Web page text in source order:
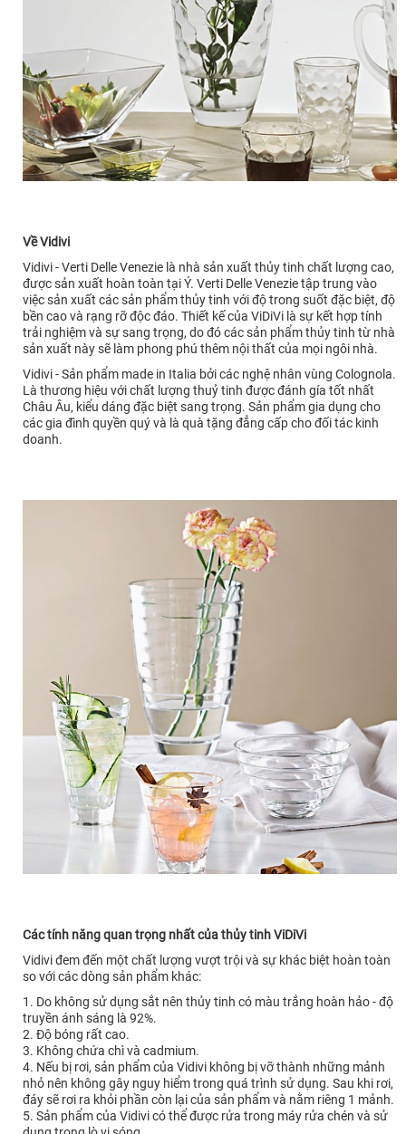
Về Vidivi
Vidivi - Verti Delle Venezie là nhà sản xuất thủy tinh chất lượng cao,
được sản xuất hoàn toàn tại Ý. Verti Delle Venezie tập trung vào
việc sản xuất các sản phẩm thủy tinh với độ trong suốt đặc biệt, độ
bền cao và rạng rỡ độc đáo. Thiết kế của ViDiVi là sự kết hợp tính
trải nghiệm và sự sang trọng, do đó các sản phẩm thủy tinh từ nhà
sản xuất này sẽ làm phong phú thêm nội thất của mọi ngôi nhà.
Vidivi - Sản phẩm made in Italia bởi các nghệ nhân vùng Colognola.
Là thương hiệu với chất lượng thuỷ tinh được đánh gía tốt nhất
Châu Âu, kiểu dáng đặc biệt sang trọng. Sản phẩm gia dụng cho
các gia đình quyền quý và là quà tặng đẳng cấp cho đối tác kinh
doanh.
Các tính năng quan trọng nhất của thủy tinh ViDiVi
Vidivi đem đến một chất lượng vượt trội và sự khác biệt hoàn toàn
so với các dòng sản phẩm khác:
1. Do không sử dụng sắt nên thủy tinh có màu trắng hoàn hảo - độ
truyền ánh sáng là 92%.
2. Độ bóng rất cao.
3. Không chứa chì và cadmium.
4. Nếu bị rơi, sản phẩm của Vidivi không bị vỡ thành những mảnh
nhỏ nên không gây nguy hiểm trong quá trình sử dụng. Sau khi rơi,
đáy sẽ rơi ra khỏi phần còn lại của sản phẩm và nằm riêng 1 mảnh.
5. Sản phẩm của Vidivi có thể được rửa trong máy rửa chén và sử